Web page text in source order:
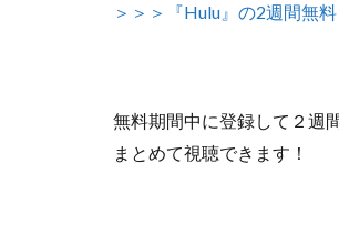
＞＞＞『Hulu』の2週間無
無料期間中に登録して２週
まとめて視聴できます！